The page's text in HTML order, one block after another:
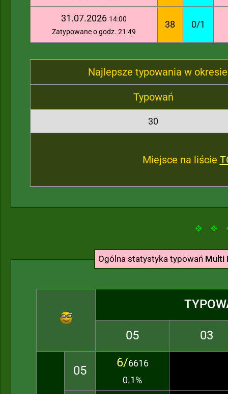
31.07.2026 14:00
Zatypowane o godz. 21:49
38 0/1
Najlepsze typowania w
Typowań
30
Miejsce na liście
Ogólna statystyka typowań Multi
05 03
05
6/6616
0.1%